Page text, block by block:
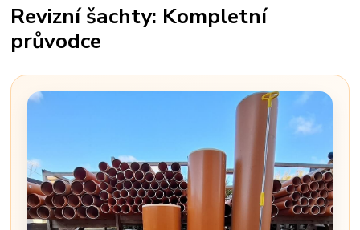
Revizní šachty: Kompletní
průvodce